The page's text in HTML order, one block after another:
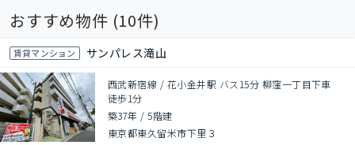
おすすめ物件 (10件)
賃貸マンション サンパレス滝山
西武新宿線 / 花小金井駅 バス15分 柳窪一丁目下車
徒歩1分
築37年 /5階建
東京都東久留米市下里３